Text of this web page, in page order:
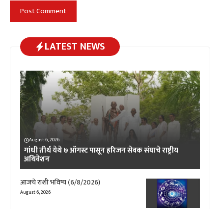
LATEST NEWS
August 6, 2026
गांधी तीर्थ येथे ७ ऑगस्ट पासून हरिजन सेवक संघाचे राष्ट्रीय
अधिवेशन
आजचे राशी भविष्य (6/8/2026)
August 6, 2026